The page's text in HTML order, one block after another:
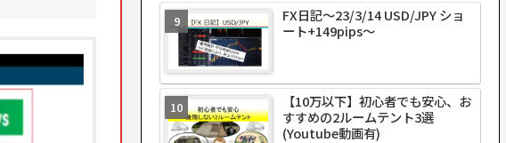
FX日記～23/3/14 USD/JPY ショ
ート+149pips～
【10万以下】初心者でも安心、お
すすめの2ルームテント3選
(Youtube動画有)